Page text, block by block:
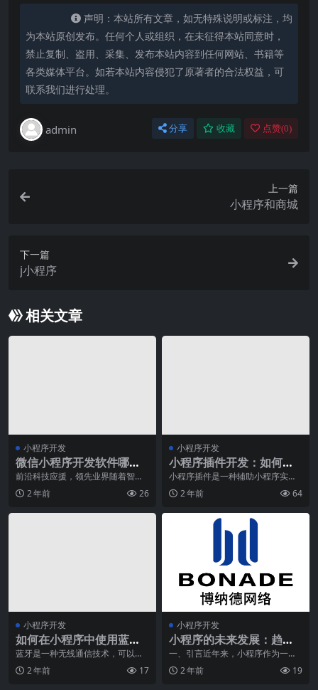
声明：本站所有文章，如无特殊说明或标注，均
为本站原创发布。任何个人或组织，在未征得本站同意时，
禁止复制、盗用、采集、发布本站内容到任何网站、书籍等
各类媒体平台。如若本站内容侵犯了原著者的合法权益，可
联系我们进行处理。
admin 分享 收藏 点赞(0)
上一篇
小程序和商城
下一篇
j小程序
相关文章
小程序开发
微信小程序开发软件哪家
强？
前沿科技应援，领先业界随着智能
手机的普及和移动互联网的快速发
展，微信小程序成为了
2 年前 26
小程序开发
小程序插件开发：如何创
建并发布自己的插件
小程序插件是一种辅助小程序实现
功能的方式，通过插件，我们可以
更快捷、更有效率地完
2 年前 64
小程序开发
如何在小程序中使用蓝牙
功能？
蓝牙是一种无线通信技术，可以将
数据从一个设备传输到另一个设
备。在小程序中，蓝牙功
2 年前 17
小程序开发
小程序的未来发展：趋势
与机遇展望
一、引言近年来，小程序作为一种
新型的应用程序形式，以其便捷的
使用体验和高效的信息
2 年前 19